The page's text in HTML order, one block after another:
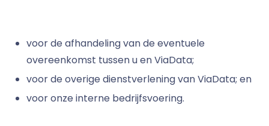
voor de afhandeling van de eventuele
overeenkomst tussen u en ViaData;
voor de overige dienstverlening van ViaData; en
voor onze interne bedrijfsvoering.